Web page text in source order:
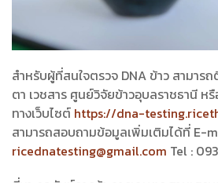
สำหรับผู้ที่สนใจตรวจ DNA ข้าว สามา
ตา เวชสาร ศูนย์วิจัยข้าวอุบลราชธานี ห
ทางเว็บไซต์ https://dna-
สามารถสอบถามข้อมูลเพิ่มเติมได้ที่ E-
ricednatesting@gmail.com Tel :